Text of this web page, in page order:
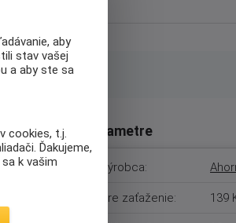
Parametre
Výrobca:
Pre zaťaženie: 139
aby
stav vašej
a aby ste sa
cookies, t.j.
Ďakujeme,
k vašim